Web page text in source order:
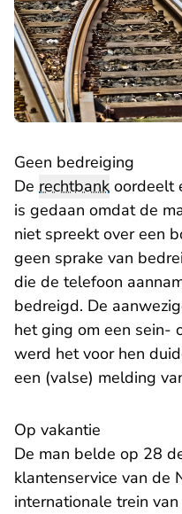
Geen bedreiging
De rechtbank oordeelt
is gedaan omdat de
niet spreekt over een
geen sprake van
die de telefoon
bedreigd. De
het ging om een sein-
werd het voor hen
een (valse) melding
Op vakantie
De man belde op 28
klantenservice van de
internationale trein